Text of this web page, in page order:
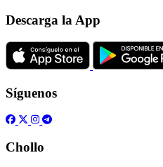
Descarga la App
Síguenos
Chollo